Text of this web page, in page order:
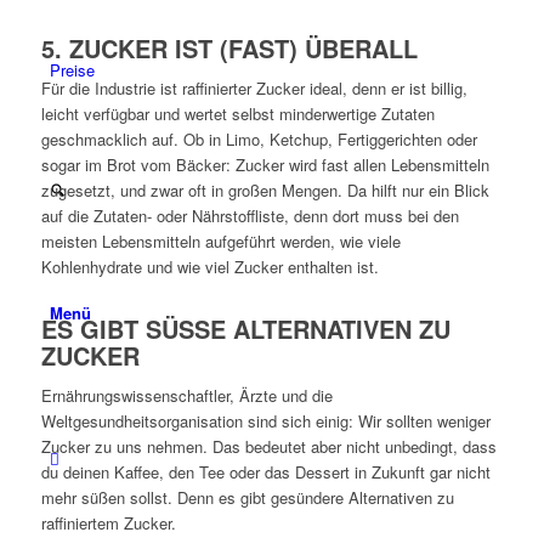
Preise
Menü
5. ZUCKER IST (FAST) ÜBERALL
Für die Industrie ist raffinierter Zucker ideal, denn er ist billig,
leicht verfügbar und wertet selbst minderwertige Zutaten
geschmacklich auf. Ob in Limo, Ketchup, Fertiggerichten oder
sogar im Brot vom Bäcker: Zucker wird fast allen Lebensmitteln
zugesetzt, und zwar oft in großen Mengen. Da hilft nur ein Blick
auf die Zutaten- oder Nährstoffliste, denn dort muss bei den
meisten Lebensmitteln aufgeführt werden, wie viele
Kohlenhydrate und wie viel Zucker enthalten ist.
ES GIBT SÜSSE ALTERNATIVEN ZU
ZUCKER
Ernährungswissenschaftler, Ärzte und die
Weltgesundheitsorganisation sind sich einig: Wir sollten weniger
Zucker zu uns nehmen. Das bedeutet aber nicht unbedingt, dass
du deinen Kaffee, den Tee oder das Dessert in Zukunft gar nicht
mehr süßen sollst. Denn es gibt gesündere Alternativen zu
raffiniertem Zucker.